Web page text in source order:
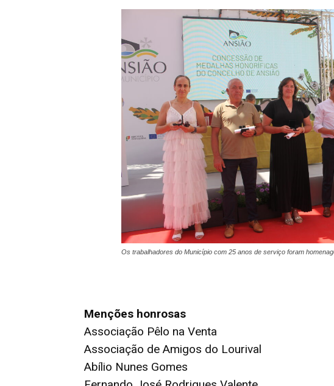
Os trabalhadores do Município com 25 anos de serviço foram
Menções honrosas
Associação Pêlo na Venta
Associação de Amigos do Lourival
Abílio Nunes Gomes